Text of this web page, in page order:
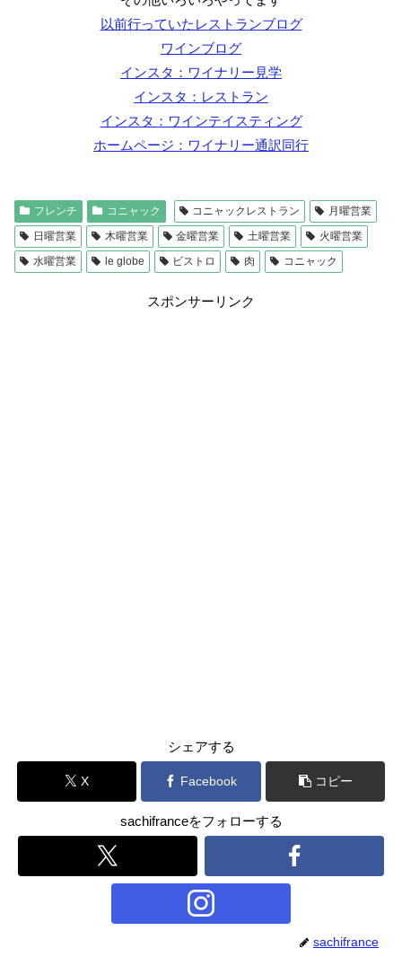
以前行っていたレストランブログ
ワインブログ
インスタ：ワイナリー見学
インスタ：レストラン
インスタ：ワインテイスティング
ホームページ：ワイナリー通訳同行
フレンチ コニャック コニャックレストラン
月曜営業
日曜営業
木曜営業 金曜営業 土曜営業
火曜営業
水曜営業
le globe ビストロ 肉 コニャック
スポンサーリンク
シェアする
X Facebook コピー
sachifranceをフォローする
sachifrance